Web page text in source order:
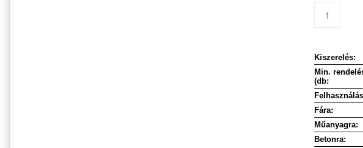
Kiszerelés:
Min.
(db:
Fára:
Műanyagra:
Betonra: